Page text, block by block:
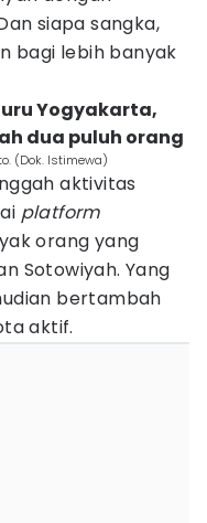
siapa sangka,
bagi lebih banyak
Yogyakarta,
dua puluh orang
(Dok. Istimewa)
aktivitas
platform
orang yang
Sotowiyah. Yang
bertambah
aktif.